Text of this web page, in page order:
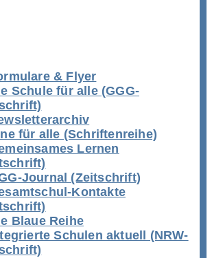
& Flyer
Schule für alle (GGG-
für alle (Schriftenreihe)
Lernen
Journal (Zeitschrift)
Kontakte
Blaue Reihe
Schulen aktuell (NRW-